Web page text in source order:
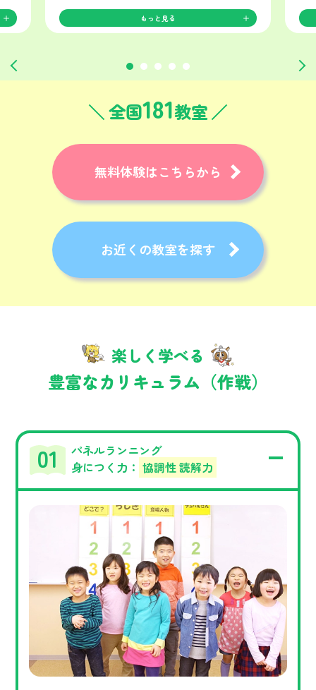
もっと見る
全国181教室
無料体験はこちらから
お近くの教室を探す
楽しく学べる
豊富なカリキュラム（作戦）
パネルランニング
身につく力： 協調性 読解力